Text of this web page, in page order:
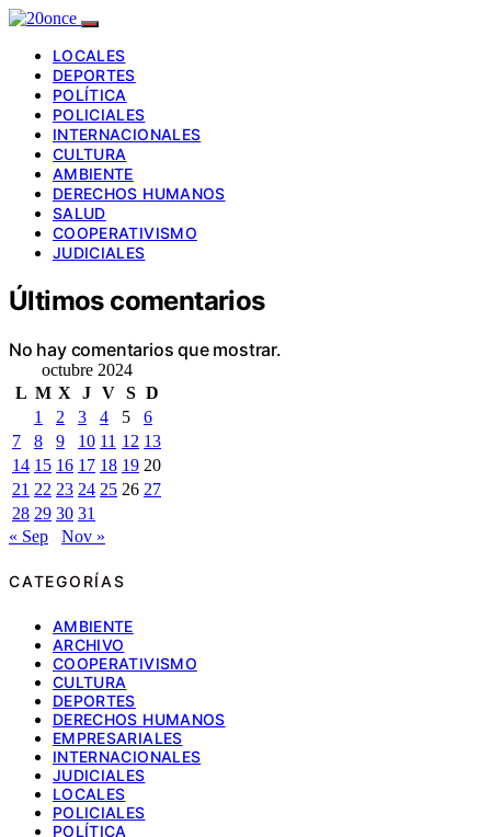
LOCALES
DEPORTES
POLÍTICA
POLICIALES
INTERNACIONALES
CULTURA
AMBIENTE
DERECHOS HUMANOS
SALUD
COOPERATIVISMO
JUDICIALES
Últimos comentarios
No hay comentarios que mostrar.
octubre 2024
L M X J V S D
1
2 3 4 5
6
7
8 9 10 11 12 13
14 15 16 17 18 19 20
21 22 23 24 25 26 27
28 29 30 31
« Sep
Nov »
CATEGORÍAS
AMBIENTE
ARCHIVO
COOPERATIVISMO
CULTURA
DEPORTES
DERECHOS HUMANOS
EMPRESARIALES
INTERNACIONALES
JUDICIALES
LOCALES
POLICIALES
POLÍTICA